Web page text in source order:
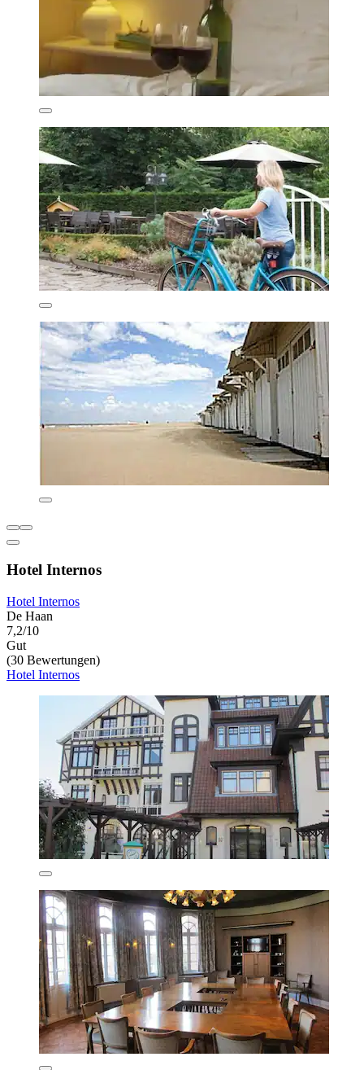
Hotel Internos
Hotel Internos
De Haan
7,2/10
Gut
(30 Bewertungen)
Hotel Internos